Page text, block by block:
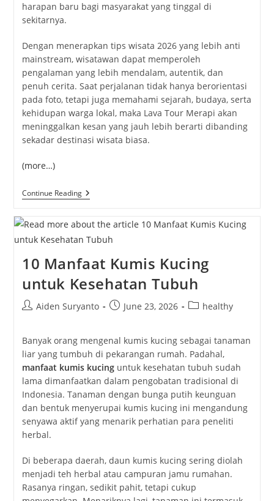
harapan baru bagi masyarakat yang tinggal di
sekitarnya.
Dengan menerapkan tips wisata 2026 yang lebih anti
mainstream, wisatawan dapat memperoleh
pengalaman yang lebih mendalam, autentik, dan
penuh cerita. Saat perjalanan tidak hanya berorientasi
pada foto, tetapi juga memahami sejarah, budaya, serta
kehidupan warga lokal, maka Lava Tour Merapi akan
meninggalkan kesan yang jauh lebih berarti dibanding
sekadar destinasi wisata biasa.
(more…)
Continue ReadingLava
Tour
2026:
Wisata
Mainstream
Yang
Seru
10 Manfaat Kumis Kucing
untuk Kesehatan Tubuh
PostAiden Suryanto
PostJune 23, 2026
Posthealthy
Banyak orang mengenal kumis kucing sebagai tanaman
liar yang tumbuh di pekarangan rumah. Padahal,
manfaat kumis kucinguntuk kesehatan tubuh sudah
lama dimanfaatkan dalam pengobatan tradisional di
Indonesia. Tanaman dengan bunga putih keunguan
dan bentuk menyerupai kumis kucing ini mengandung
senyawa aktif yang menarik perhatian para peneliti
herbal.
Di beberapa daerah, daun kumis kucing sering diolah
menjadi teh herbal atau campuran jamu rumahan.
Rasanya ringan, sedikit pahit, tetapi cukup